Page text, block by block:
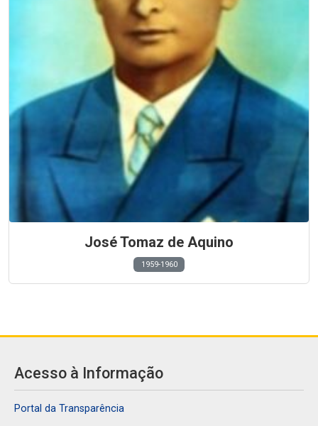
José Tomaz de Aquino
1959-1960
Acesso à Informação
Portal da Transparência